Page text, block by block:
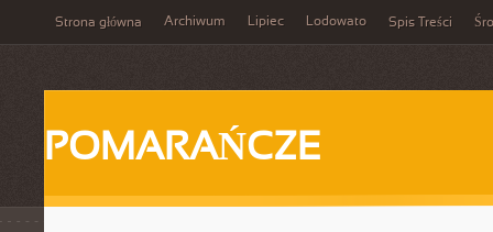
Strona główna Archiwum Lipiec Lodowato Spis Treści
POMARAŃCZE